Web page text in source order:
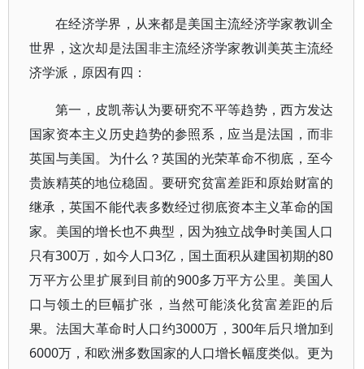
在经济学界，从来都是美国主流经济学家教训全
世界，这次却是法国非主流经济学家教训美英主流经
济学派，原因有四：
第一，皮凯蒂认为要研究不平等趋势，西方发达
国家资本主义历史趋势的参照系，应当是法国，而非
英国与美国。为什么？英国的光荣革命不彻底，至今
贵族精英的地位稳固。要研究贫富差距和原始财富的
继承，英国不能代表多数经过彻底资本主义革命的国
家。美国的增长也不典型，因为独立战争时美国人口
只有300万，如今人口3亿，国土面积从建国初期的80
万平方公里扩展到目前的900多万平方公里。美国人
口与领土的巨幅扩张，当然可能淡化贫富差距的后
果。法国大革命时人口约3000万，300年后只增加到
6000万，和欧洲多数国家的人口增长幅度类似。更为